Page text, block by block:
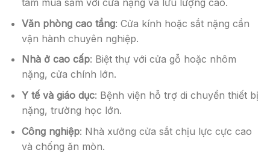
tâm mua sắm với cửa nặng và lưu lượng cao.
Văn phòng cao tầng: Cửa kính hoặc sắt nặng cần
vận hành chuyên nghiệp.
Nhà ở cao cấp: Biệt thự với cửa gỗ hoặc nhôm
nặng, cửa chính lớn.
Y tế và giáo dục: Bệnh viện hỗ trợ di chuyển thiết bị
nặng, trường học lớn.
Công nghiệp: Nhà xưởng cửa sắt chịu lực cực cao
và chống ăn mòn.